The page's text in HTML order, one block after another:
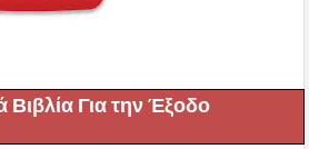
Βιβλία Για την Έξοδο